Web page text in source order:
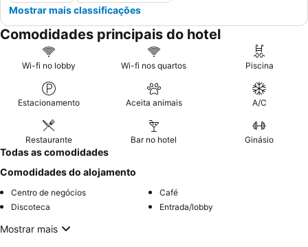
Mostrar mais classificações
Comodidades principais do hotel
Wi-fi no lobby Wi-fi nos quartos Piscina
Estacionamento Aceita animais A/C
Restaurante Bar no hotel Ginásio
Todas as comodidades
Comodidades do alojamento
Centro de negócios
Café
Discoteca
Entrada/lobby
Mostrar mais